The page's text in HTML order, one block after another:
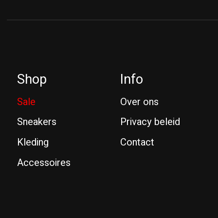
Shop
Sale
Sneakers
Kleding
Accessoires
Info
Over ons
Privacy beleid
Contact